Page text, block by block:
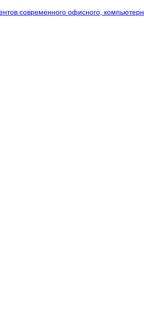
современного офисного,